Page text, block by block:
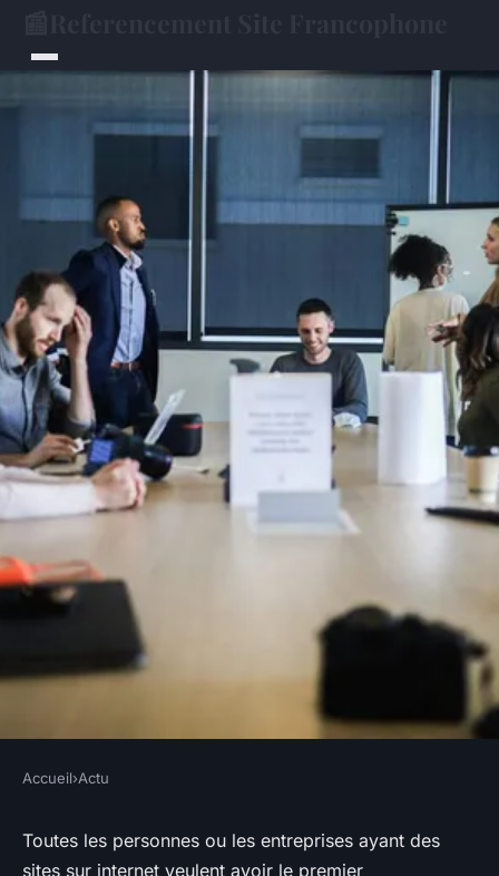
Gagner en visibilité avec une
Accueil›Actu
Toutes les personnes ou les entreprises ayant des
sites sur internet veulent avoir le premier